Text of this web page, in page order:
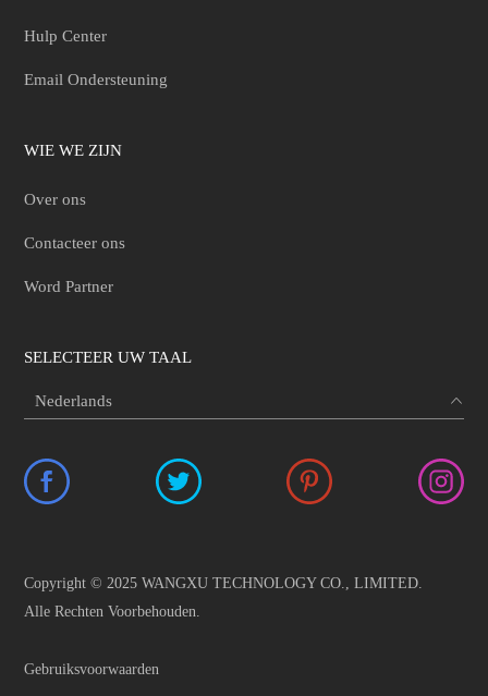
Hulp Center
Email Ondersteuning
WIE WE ZIJN
Over ons
Contacteer ons
Word Partner
SELECTEER UW TAAL
Copyright © 2025 WANGXU TECHNOLOGY CO., LIMITED.
Alle Rechten Voorbehouden.
Gebruiksvoorwaarden